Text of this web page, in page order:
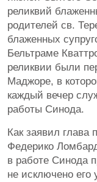
реликвий
родителей св.
блаженных
Бельтраме
реликвии были
Маджоре, в
каждый вечер
работы Синода.
Как заявил глава
Федерико
в работе Синода
не исключено его